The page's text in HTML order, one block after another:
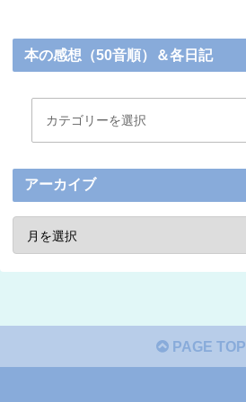
本の感想（50音順）＆各日記
アーカイブ
PAGE TOP